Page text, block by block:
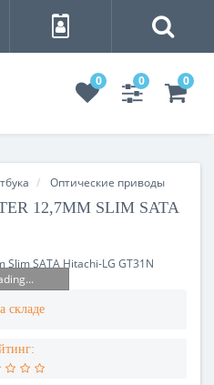
0 0 0
Оптические приводы
12,7MM SLIM SATA
складе